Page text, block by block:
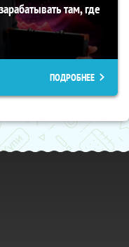
там, где
ПОДРОБНЕЕ